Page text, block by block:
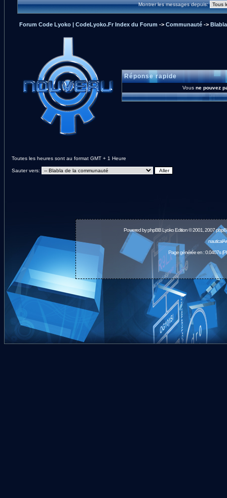
Montrer les messages depuis:
Forum Code Lyoko | CodeLyoko.Fr Index du Forum -> Communauté->
Réponse rapide
Vous ne pouvez
Toutes les heures sont au format GMT + 1 Heure
Sauter vers:
Powered byphpBBLyoko Edition © 2001, 2007
Page générée en : 0.0407s